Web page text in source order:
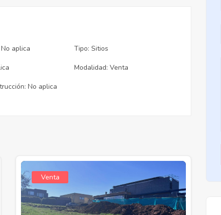
aplica
No aplica
Tipo: Sitios
Modalidad: Venta
Venta